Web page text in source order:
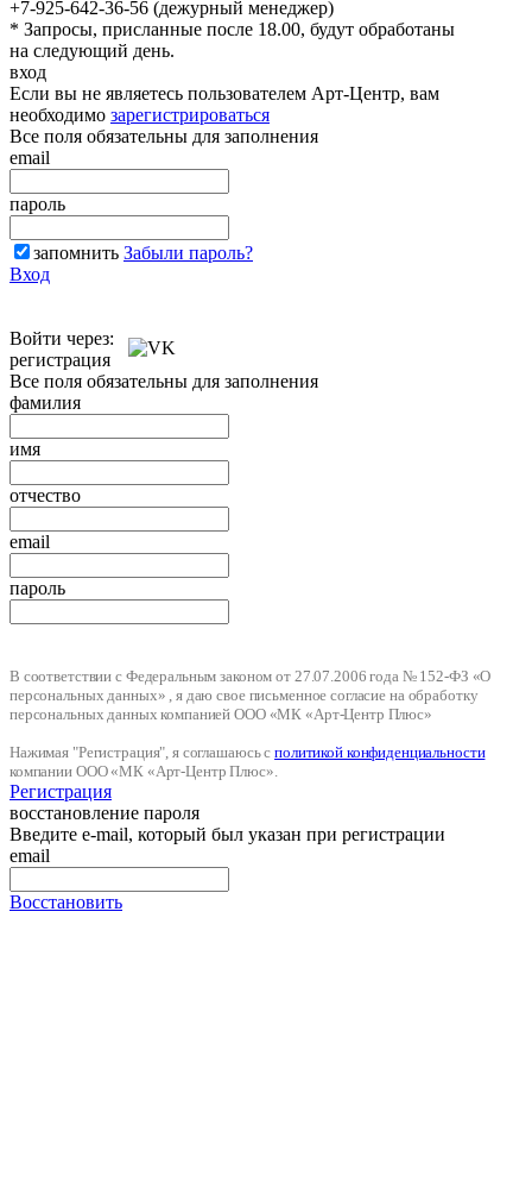
+7-925-642-36-56 (дежурный менеджер)
* Запросы, присланные после 18.00, будут обработаны
на следующий день.
вход
Если вы не являетесь пользователем Арт-Центр, вам
необходимо зарегистрироваться
Все поля обязательны для заполнения
email
пароль
запомнить Забыли пароль?
Вход
Войти через:
регистрация
Все поля обязательны для заполнения
фамилия
имя
отчество
email
пароль
В соответствии с Федеральным законом от 27.07.2006 года № 152-ФЗ «О
персональных данных» , я даю свое письменное согласие на обработку
персональных данных компанией ООО «МК «Арт-Центр Плюс»
Нажимая "Регистрация", я соглашаюсь сполитикой конфиденциальности
компании ООО «МК «Арт-Центр Плюс».
Регистрация
восстановление пароля
Введите e-mail, который был указан при регистрации
email
Восстановить